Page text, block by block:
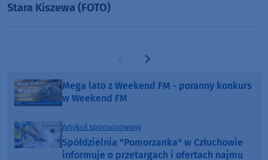
Stara Kiszewa (FOTO)
Poprzednia strona
Następna strona
Mega lato z Weekend FM - poranny konkurs
w Weekend FM
Artykuł sponsorowany
Spółdzielnia "Pomorzanka" w Człuchowie
informuje o przetargach i ofertach najmu